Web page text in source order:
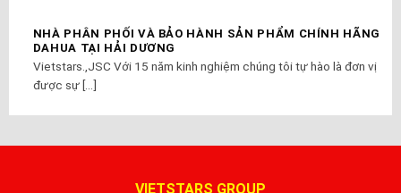
NHÀ PHÂN PHỐI VÀ BẢO HÀNH SẢN PHẨM CHÍNH HÃNG
DAHUA TẠI HẢI DƯƠNG
Vietstars.,JSC Với 15 năm kinh nghiệm chúng tôi tự hào là đơn vị
được sự [...]
VIETSTARS GROUP